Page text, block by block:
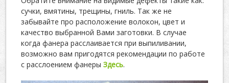
сучки, вмятины, трещины, гниль. Так же не
забывайте про расположение волокон, цвет и
качество выбранной Вами заготовки. В случае
когда фанера расслаивается при выпиливании,
возможно вам пригодятся рекомендации по работе
с расслоением фанерыЗдесь.